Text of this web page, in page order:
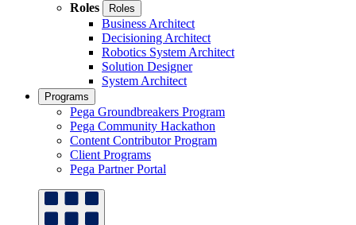
Roles
Roles
Business Architect
Decisioning Architect
Robotics System Architect
Solution Designer
System Architect
Programs
Pega Groundbreakers Program
Pega Community Hackathon
Content Contributor Program
Client Programs
Pega Partner Portal